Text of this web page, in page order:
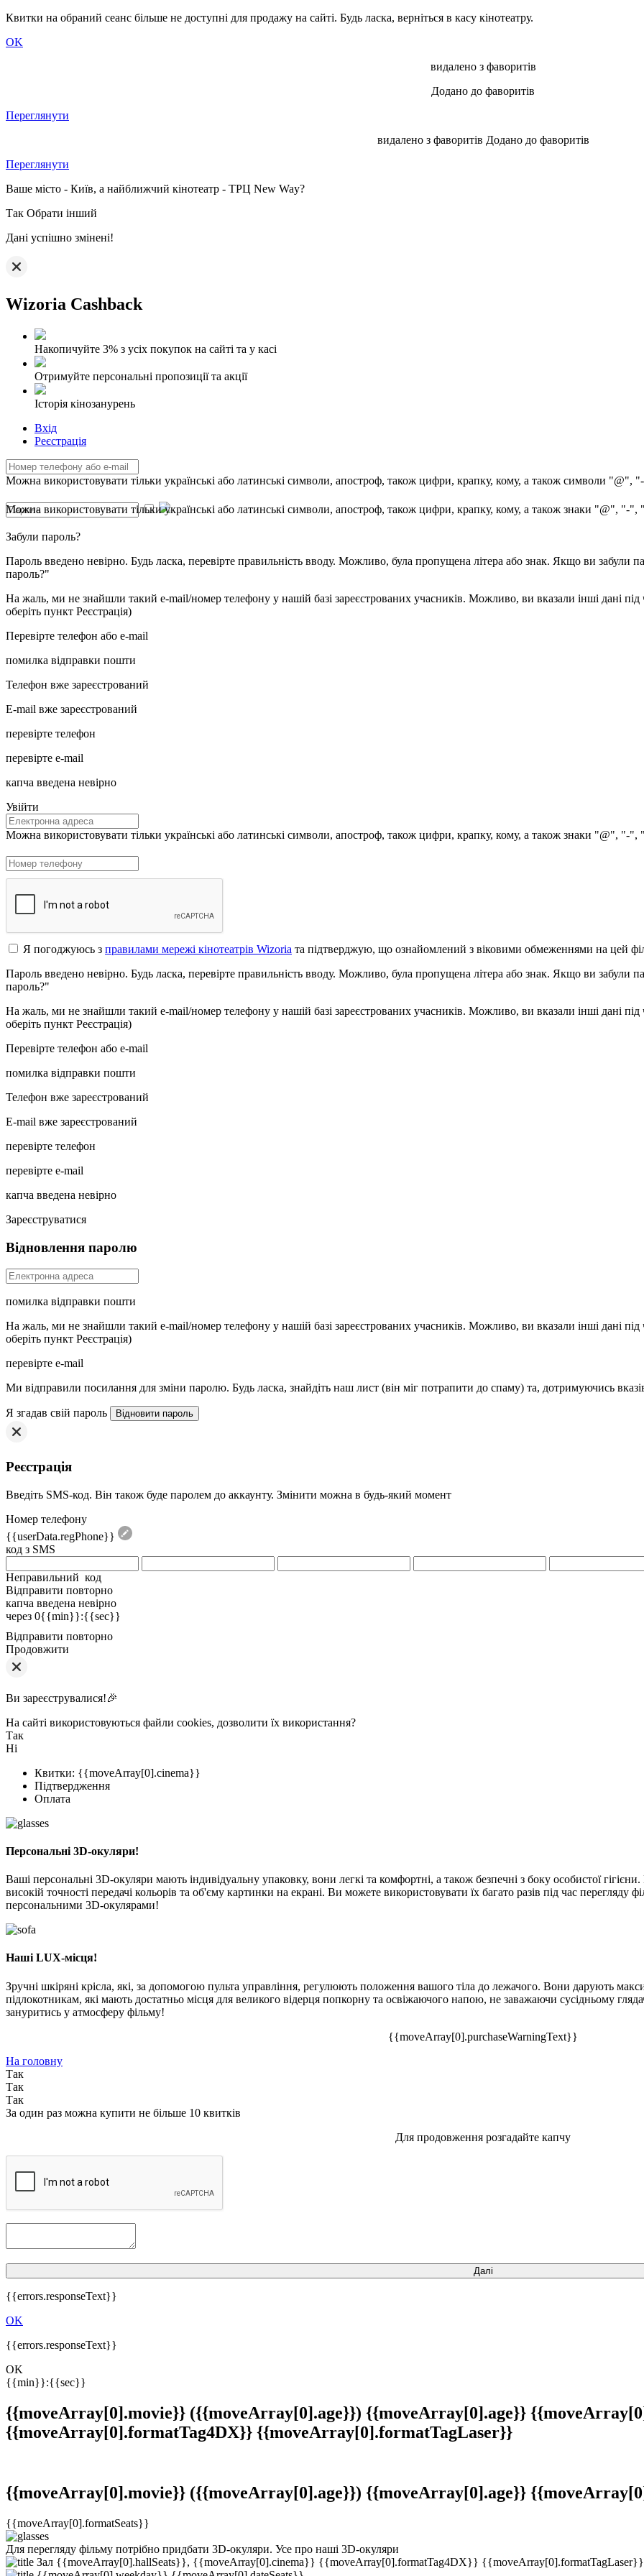
Квитки на обраний сеанс більше не доступні для продажу на сайті. Будь ласка, верніться в касу кінотеатру.
OK
видалено з фаворитів
Додано до фаворитів
Переглянути
видалено з фаворитів Додано до фаворитів
Переглянути
Ваше місто - Київ, а найближчий кінотеатр - ТРЦ New Way?
Так Обрати інший
Дані успішно змінені!
Wizoria Cashback
Накопичуйте 3% з усіх покупок на сайті та у касі
Отримуйте персональні пропозиції та акції
Історія кінозанурень
Вхід
Реєстрація
Можна використовувати тільки українські або латинські символи, апостроф, також цифри, крапку, кому, а також символи "@",
Можна використовувати тільки українські або латинські символи, апостроф, також цифри, крапку, кому, а також знаки "@", "-",
Забули пароль?
Пароль введено невірно. Будь ласка, перевірте правильність вводу. Можливо, була пропущена літера або знак. Якщо ви забули
пароль?"
На жаль, ми не знайшли такий e-mail/номер телефону у нашій базі зареєстрованих учасників. Можливо, ви вказали інші дані під
оберіть пункт Реєстрація)
Перевірте телефон або e-mail
помилка відправки пошти
Телефон вже зареєстрований
E-mail вже зареєстрований
перевірте телефон
перевірте e-mail
капча введена невірно
Увійти
Можна використовувати тільки українські або латинські символи, апостроф, також цифри, крапку, кому, а також знаки "@", "-",
Я погоджуюсь з правилами мережі кінотеатрів Wizoria та підтверджую, що ознайомлений з віковими обмеженнями на цей
Пароль введено невірно. Будь ласка, перевірте правильність вводу. Можливо, була пропущена літера або знак. Якщо ви забули
пароль?"
На жаль, ми не знайшли такий e-mail/номер телефону у нашій базі зареєстрованих учасників. Можливо, ви вказали інші дані під
оберіть пункт Реєстрація)
Перевірте телефон або e-mail
помилка відправки пошти
Телефон вже зареєстрований
E-mail вже зареєстрований
перевірте телефон
перевірте e-mail
капча введена невірно
Зареєструватися
Відновлення паролю
помилка відправки пошти
На жаль, ми не знайшли такий e-mail/номер телефону у нашій базі зареєстрованих учасників. Можливо, ви вказали інші дані під
оберіть пункт Реєстрація)
перевірте e-mail
Mи відправили посилання для зміни паролю. Будь ласка, знайдіть наш лист (він міг потрапити до спаму) та, дотримуючись
Я згадав свій пароль
Реєстрація
Введіть SMS-код. Він також буде паролем до аккаунту. Змінити можна в будь-який момент
Номер телефону
{{userData.regPhone}}
код з SMS
Неправильний код
Відправити повторно
капча введена невірно
через 0{{min}}:{{sec}}
Відправити повторно
Продовжити
Ви зареєструвалися!🎉
На сайті використовуються файли cookies, дозволити їх використання?
Так
Ні
Квитки: {{moveArray[0].cinema}}
Підтвердження
Оплата
Персональні 3D-окуляри!
Ваші персональні 3D-окуляри мають індивідуальну упаковку, вони легкі та комфортні, а також безпечні з боку особистої
високій точності передачі кольорів та об'єму картинки на екрані. Ви можете використовувати їх багато разів під час перегляду
персональними 3D-окулярами!
Наші LUX-місця!
Зручні шкіряні крісла, які, за допомогою пульта управління, регулюють положення вашого тіла до лежачого. Вони дарують
підлокотникам, які мають достатньо місця для великого відерця попкорну та освіжаючого напою, не заважаючи сусідньому
зануритись у атмосферу фільму!
{{moveArray[0].purchaseWarningText}}
На головну
Так
Так
Так
За один раз можна купити не більше 10 квитків
Для продовження розгадайте капчу
{{errors.responseText}}
OK
{{errors.responseText}}
OK
{{min}}:{{sec}}
{{moveArray[0].movie}} ({{moveArray[0].age}}) {{moveArray[0].age}}
{{moveArray[0].formatTag4DX}} {{moveArray[0].formatTagLaser}}
{{moveArray[0].movie}} ({{moveArray[0].age}}) {{moveArray[0].age}}
{{moveArray[0].formatSeats}}
Для перегляду фільму потрібно придбати 3D-окуляри. Усе про наші 3D-окуляри
Зал {{moveArray[0].hallSeats}}, {{moveArray[0].cinema}} {{moveArray[0].formatTag4DX}} {{moveArray[0].formatTagLaser}}